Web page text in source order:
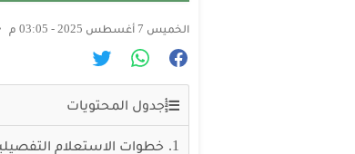
الخميس 7 أغسطس 2025 - 03:05 م
جدول المحتويات
خطوات الاستعلام التفصيلية